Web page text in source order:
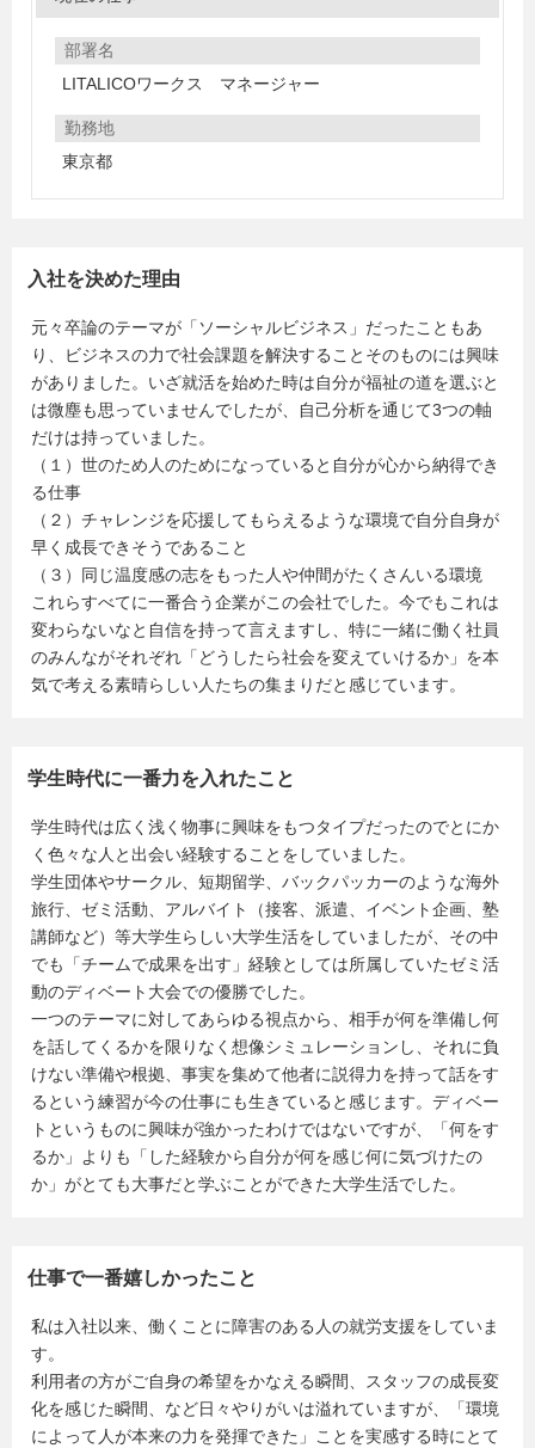
部署名
LITALICOワークス マネージャー
勤務地
東京都
入社を決めた理由
元々卒論のテーマが「ソーシャルビジネス」だったこともあ
り、ビジネスの力で社会課題を解決することそのものには興味
がありました。いざ就活を始めた時は自分が福祉の道を選ぶと
は微塵も思っていませんでしたが、自己分析を通じて3つの軸
だけは持っていました。
（１）世のため人のためになっていると自分が心から納得でき
る仕事
（２）チャレンジを応援してもらえるような環境で自分自身が
早く成長できそうであること
（３）同じ温度感の志をもった人や仲間がたくさんいる環境
これらすべてに一番合う企業がこの会社でした。今でもこれは
変わらないなと自信を持って言えますし、特に一緒に働く社員
のみんながそれぞれ「どうしたら社会を変えていけるか」を本
気で考える素晴らしい人たちの集まりだと感じています。
学生時代に一番力を入れたこと
学生時代は広く浅く物事に興味をもつタイプだったのでとにか
く色々な人と出会い経験することをしていました。
学生団体やサークル、短期留学、バックパッカーのような海外
旅行、ゼミ活動、アルバイト（接客、派遣、イベント企画、塾
講師など）等大学生らしい大学生活をしていましたが、その中
でも「チームで成果を出す」経験としては所属していたゼミ活
動のディベート大会での優勝でした。
一つのテーマに対してあらゆる視点から、相手が何を準備し何
を話してくるかを限りなく想像シミュレーションし、それに負
けない準備や根拠、事実を集めて他者に説得力を持って話をす
るという練習が今の仕事にも生きていると感じます。ディベー
トというものに興味が強かったわけではないですが、「何をす
るか」よりも「した経験から自分が何を感じ何に気づけたの
か」がとても大事だと学ぶことができた大学生活でした。
仕事で一番嬉しかったこと
私は入社以来、働くことに障害のある人の就労支援をしていま
す。
利用者の方がご自身の希望をかなえる瞬間、スタッフの成長変
化を感じた瞬間、など日々やりがいは溢れていますが、「環境
によって人が本来の力を発揮できた」ことを実感する時にとて